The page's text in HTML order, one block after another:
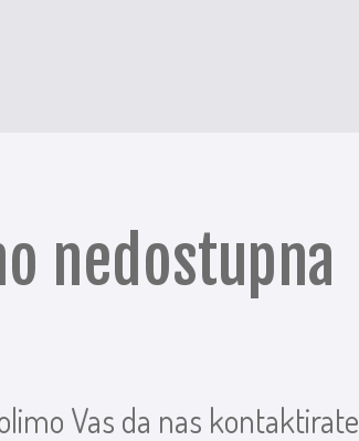
nedostupna
Vas da nas kontaktirate